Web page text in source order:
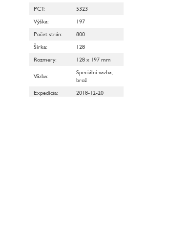
PCT:
5323
Výška:
197
Počet strán:
800
Šírka:
128
Rozmery: 128 x 197 mm
Väzba:
Speciální vazba,
brož
Expedícia: 2018-12-20